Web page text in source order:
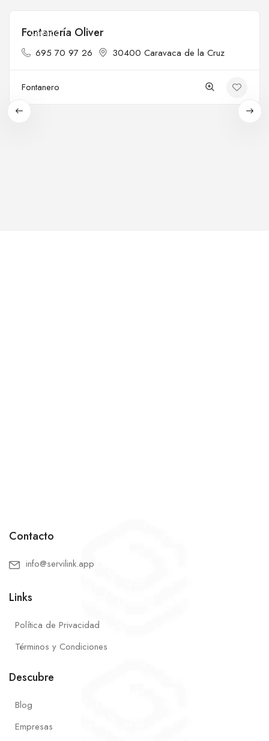
Cerrado
Fontanería Oliver
695 70 97 26 30400 Caravaca de la Cruz
Fontanero
Contacto
info@servilink.app
Links
Política de Privacidad
Términos y Condiciones
Descubre
Blog
Empresas